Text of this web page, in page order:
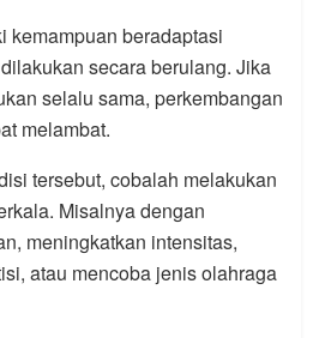
kemampuan beradaptasi
secara berulang. Jika
selalu sama, perkembangan
melambat.
tersebut, cobalah melakukan
Misalnya dengan
meningkatkan intensitas,
atau mencoba jenis olahraga